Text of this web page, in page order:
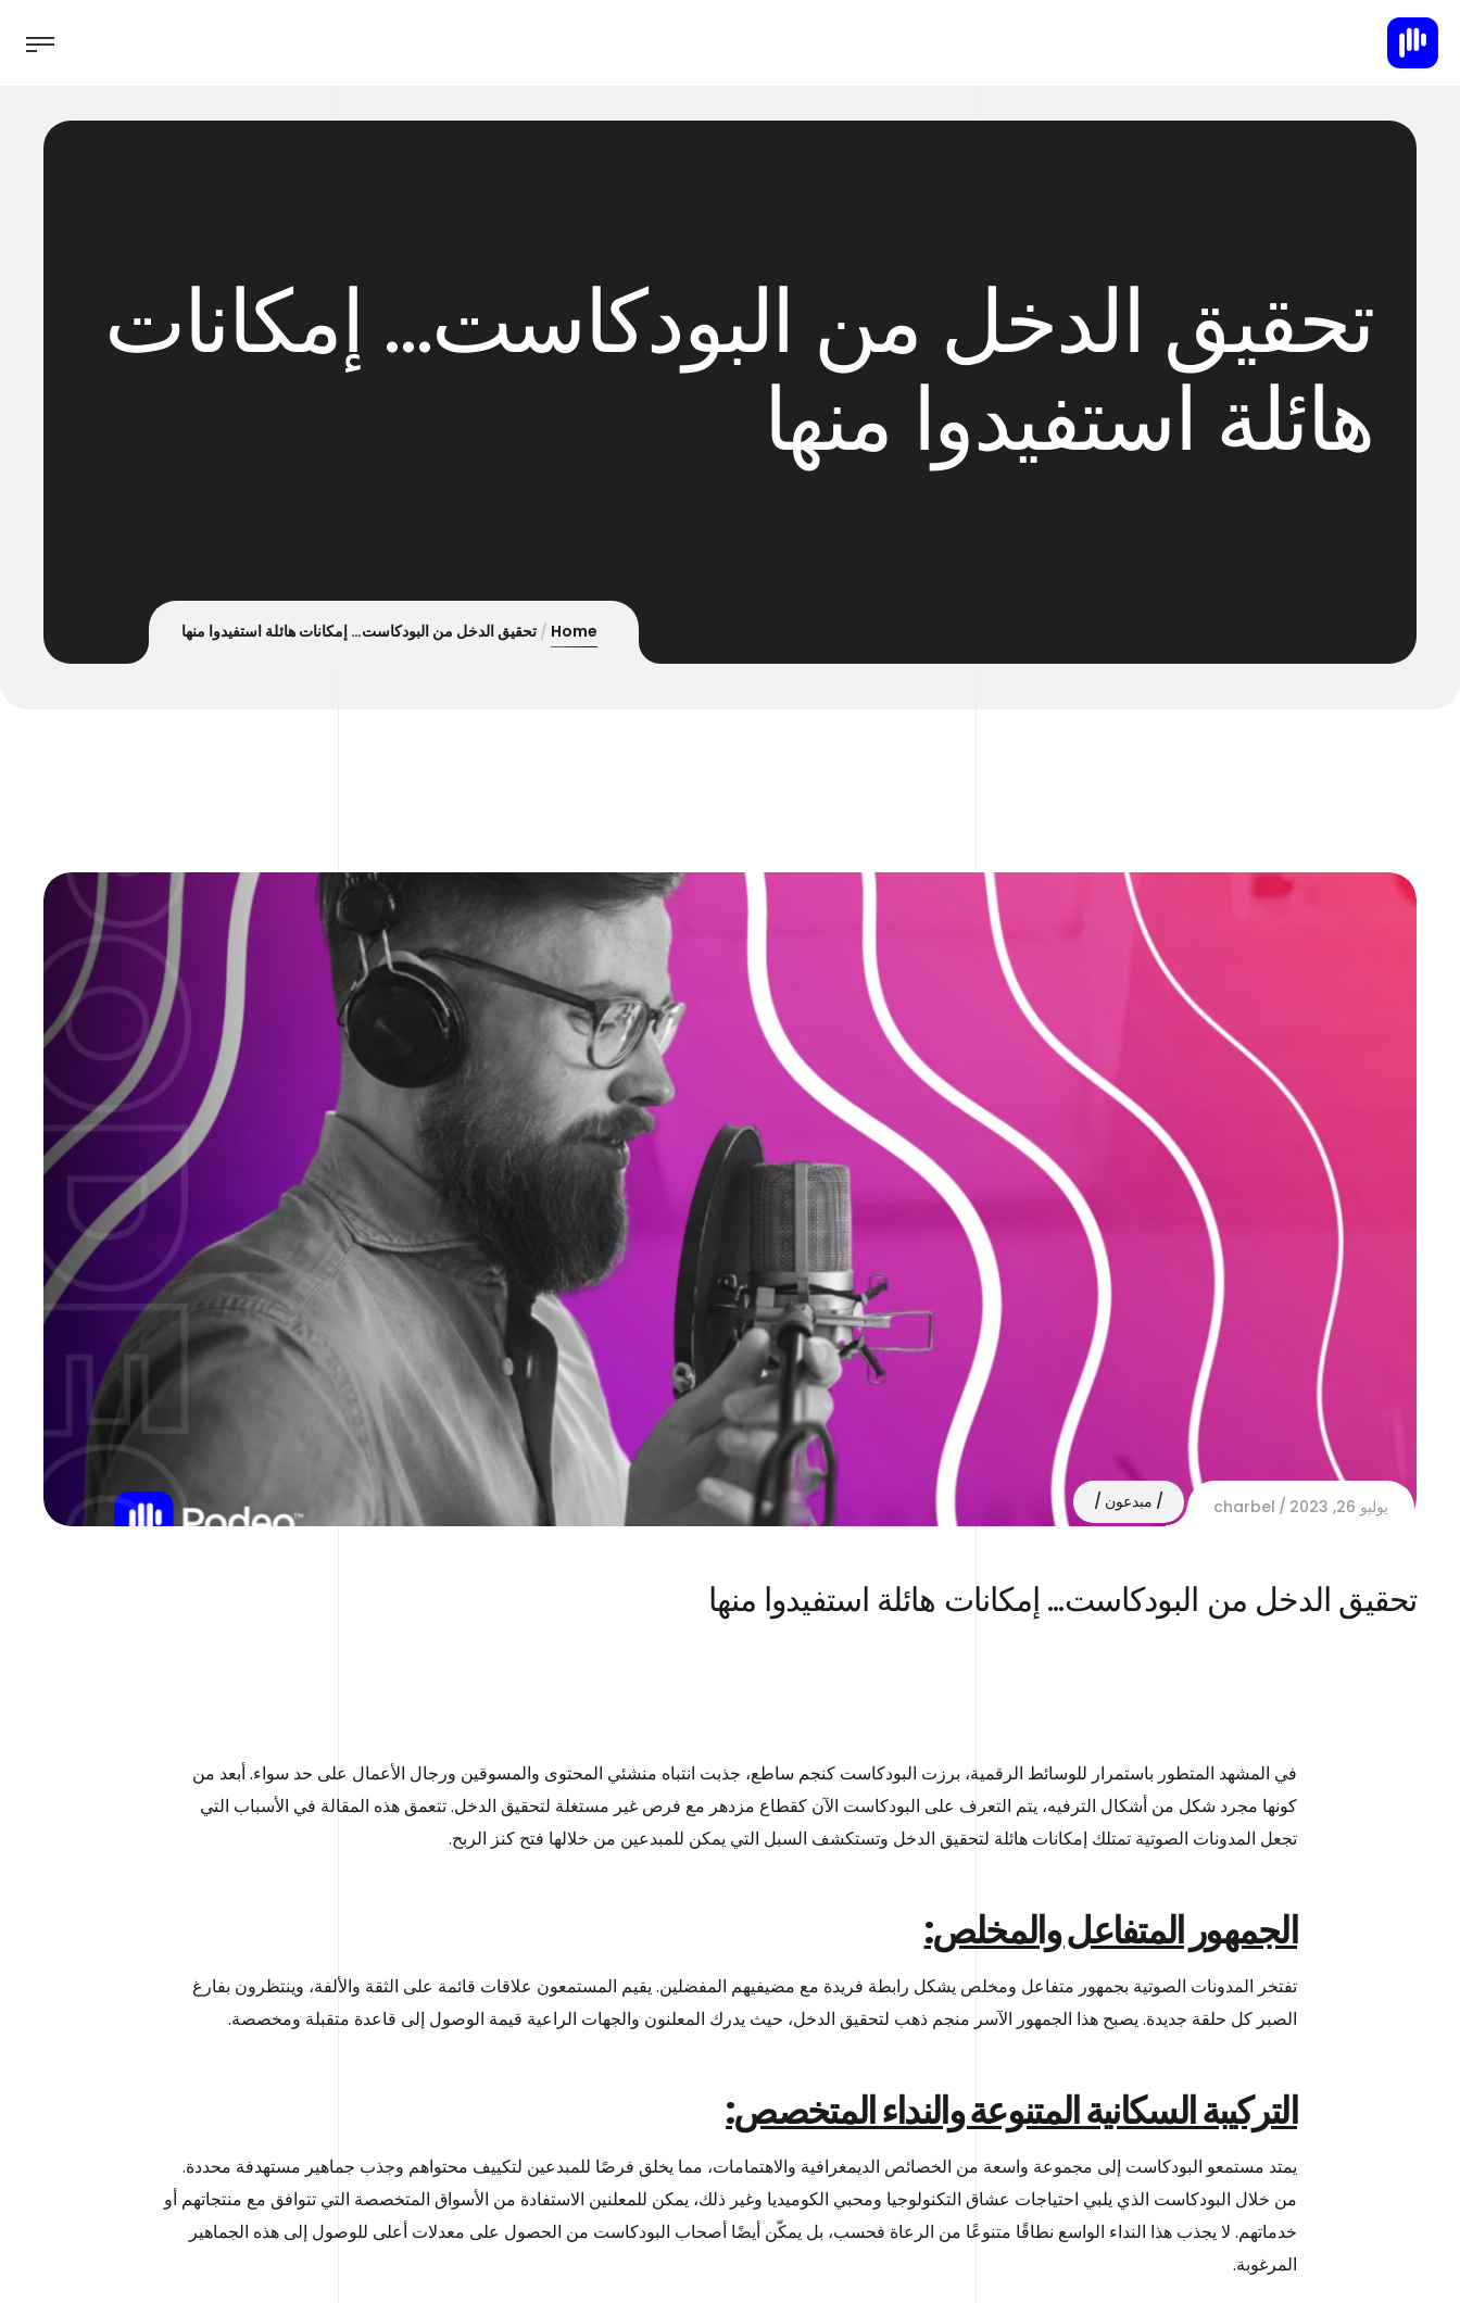
تحقيق الدخل من البودكاست… إمكانات
هائلة استفيدوا منها
Home تحقيق الدخل من البودكاست… إمكانات هائلة استفيدوا منها
يوليو 26, 2023 charbel مبدعون
تحقيق الدخل من البودكاست… إمكانات هائلة استفيدوا منها
في المشهد المتطور باستمرار للوسائط الرقمية، برزت البودكاست كنجم ساطع، جذبت انتباه منشئي المحتوى والمسوقين ورجال الأعمال على حد سواء. أبعد من
كونها مجرد شكل من أشكال الترفيه، يتم التعرف على البودكاست الآن كقطاع مزدهر مع فرص غير مستغلة لتحقيق الدخل. تتعمق هذه المقالة في الأسباب التي
تجعل المدونات الصوتية تمتلك إمكانات هائلة لتحقيق الدخل وتستكشف السبل التي يمكن للمبدعين من خلالها فتح كنز الربح.
الجمهور المتفاعل والمخلص:
تفتخر المدونات الصوتية بجمهور متفاعل ومخلص يشكل رابطة فريدة مع مضيفيهم المفضلين. يقيم المستمعون علاقات قائمة على الثقة والألفة، وينتظرون بفارغ
الصبر كل حلقة جديدة. يصبح هذا الجمهور الآسر منجم ذهب لتحقيق الدخل، حيث يدرك المعلنون والجهات الراعية قيمة الوصول إلى قاعدة متقبلة ومخصصة.
التركيبة السكانية المتنوعة والنداء المتخصص:
يمتد مستمعو البودكاست إلى مجموعة واسعة من الخصائص الديمغرافية والاهتمامات، مما يخلق فرصًا للمبدعين لتكييف محتواهم وجذب جماهير مستهدفة محددة.
من خلال البودكاست الذي يلبي احتياجات عشاق التكنولوجيا ومحبي الكوميديا وغير ذلك، يمكن للمعلنين الاستفادة من الأسواق المتخصصة التي تتوافق مع منتجاتهم أو
خدماتهم. لا يجذب هذا النداء الواسع نطاقًا متنوعًا من الرعاة فحسب، بل يمكّن أيضًا أصحاب البودكاست من الحصول على معدلات أعلى للوصول إلى هذه الجماهير
المرغوبة.